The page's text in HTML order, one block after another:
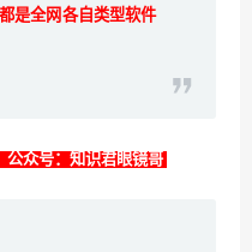
是全网各自类型软件
众号：知识君眼镜哥